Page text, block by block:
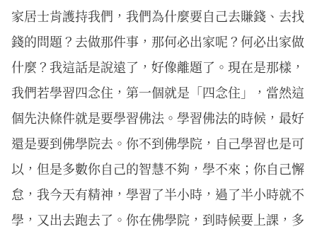
家居士肯護持我們，我們為什麼要自己去賺錢、去找
錢的問題？去做那件事，那何必出家呢？何必出家做
什麼？我這話是說遠了，好像離題了。現在是那樣，
我們若學習四念住，第一個就是「四念住」，當然這
個先決條件就是要學習佛法。學習佛法的時候，最好
還是要到佛學院去。你不到佛學院，自己學習也是可
以，但是多數你自己的智慧不夠，學不來；你自己懈
怠，我今天有精神，學習了半小時，過了半小時就不
學，又出去跑去了。你在佛學院，到時候要上課，多